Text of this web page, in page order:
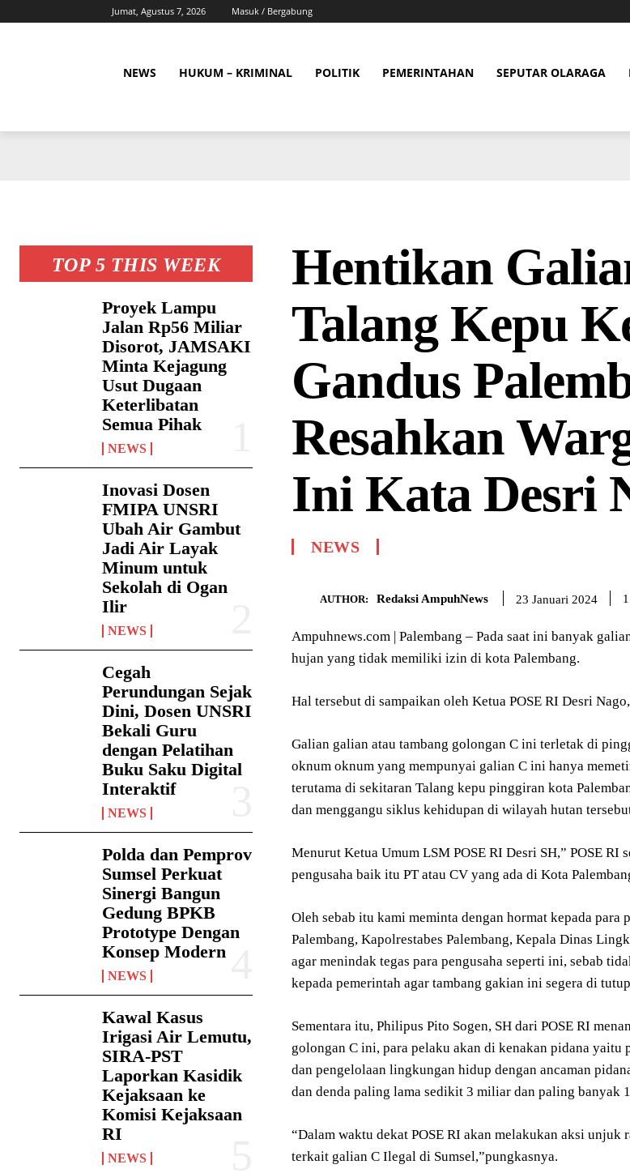
Jumat, Agustus 7, 2026 Masuk / Bergabung
NEWS HUKUM – KRIMINAL POLITIK PEMERINTAHAN SEPUTAR OLARAGA
TOP 5 THIS WEEK
Proyek Lampu
Jalan Rp56 Miliar
Disorot, JAMSAKI
Minta Kejagung
Usut Dugaan
Keterlibatan
Semua Pihak
NEWS
Inovasi Dosen
FMIPA UNSRI
Ubah Air Gambut
Jadi Air Layak
Minum untuk
Sekolah di Ogan
Ilir
NEWS
Cegah
Perundungan Sejak
Dini, Dosen UNSRI
Bekali Guru
dengan Pelatihan
Buku Saku Digital
Interaktif
NEWS
Polda dan Pemprov
Sumsel Perkuat
Sinergi Bangun
Gedung BPKB
Prototype Dengan
Konsep Modern
NEWS
Kawal Kasus
Irigasi Air Lemutu,
SIRA-PST
Laporkan Kasidik
Kejaksaan ke
Komisi Kejaksaan
RI
NEWS
Hentikan
Talang Kepu
Gandus
Resahkan
Ini Kata Desri
NEWS
AUTHOR: Redaksi AmpuhNews 23 Januari 2024 1
Ampuhnews.com | Palembang – Pada saat ini banyak
hujan yang tidak memiliki izin di kota Palembang.
Hal tersebut di sampaikan oleh Ketua POSE RI Desri
Galian galian atau tambang golongan C ini terletak di
oknum oknum yang mempunyai galian C ini hanya
terutama di sekitaran Talang kepu pinggiran kota
dan menggangu siklus kehidupan di wilayah hutan
Menurut Ketua Umum LSM POSE RI Desri SH,” POSE
pengusaha baik itu PT atau CV yang ada di Kota
Oleh sebab itu kami meminta dengan hormat kepada
Palembang, Kapolrestabes Palembang, Kepala Dinas
agar menindak tegas para pengusaha seperti ini, sebab
kepada pemerintah agar tambang gakian ini segera di
Sementara itu, Philipus Pito Sogen, SH dari POSE RI
golongan C ini, para pelaku akan di kenakan pidana
dan pengelolaan lingkungan hidup dengan ancaman
dan denda paling lama sedikit 3 miliar dan paling banyak
“Dalam waktu dekat POSE RI akan melakukan aksi unjuk
terkait galian C Ilegal di Sumsel,”pungkasnya.